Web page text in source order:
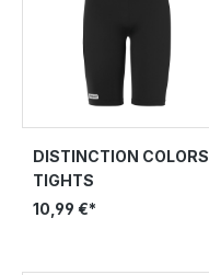
DISTINCTION COLORS
TIGHTS
10,99 €*